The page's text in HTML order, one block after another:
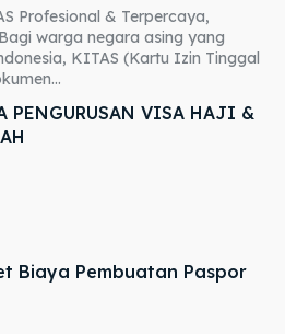
Profesional & Terpercaya,
warga negara asing yang
KITAS (Kartu Izin Tinggal
PENGURUSAN VISA HAJI &
Biaya Pembuatan Paspor